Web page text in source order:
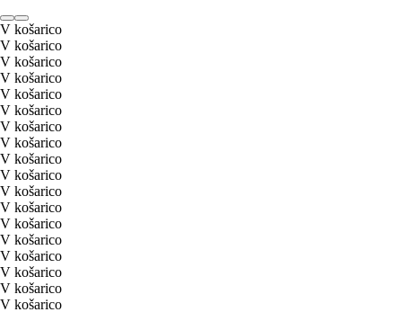
V košarico
V košarico
V košarico
V košarico
V košarico
V košarico
V košarico
V košarico
V košarico
V košarico
V košarico
V košarico
V košarico
V košarico
V košarico
V košarico
V košarico
V košarico